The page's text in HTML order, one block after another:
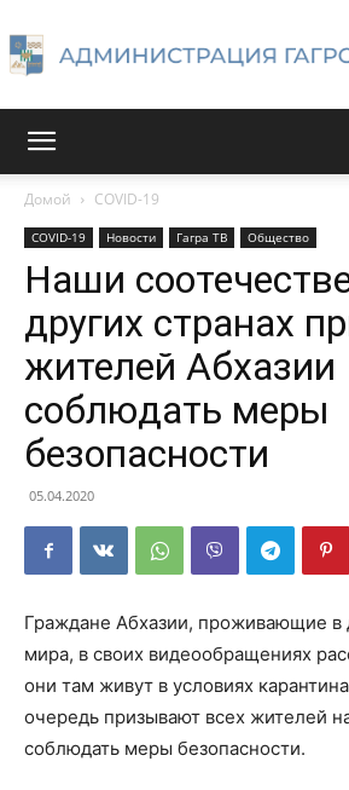
Гагрского
района
Домой COVID-19
COVID-19 Новости Гагра ТВ Общество
Наши
других странах
жителей Абхазии
соблюдать меры
безопасности
05.04.2020
Граждане Абхазии, проживающие в
мира, в своих видеообращениях
они там живут в условиях
очередь призывают всех жителей
соблюдать меры безопасности.